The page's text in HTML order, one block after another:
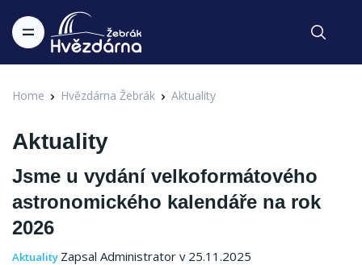
Home Hvězdárna Žebrák Aktuality
Aktuality
Jsme u vydání velkoformátového
astronomického kalendáře na rok
2026
Aktuality Zapsal Administrator v 25.11.2025